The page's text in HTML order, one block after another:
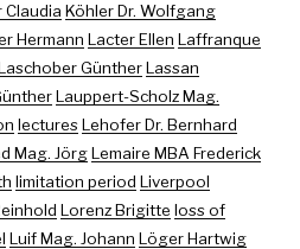
Claudia Köhler Dr. Wolfgang
Hermann Lacter Ellen Laffranque
GüntherLassan
Lauppert-Scholz Mag.
lecturesLehofer Dr. Bernhard
Mag. JörgLemaire MBA Frederick
limitation period Liverpool
Lorenz Brigitte loss of
Luif Mag. Johann Löger Hartwig